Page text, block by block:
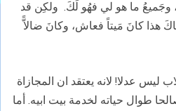
وجَميعُ ما هو لي فهُو لَكَ. ولكِن قد
هذا كانَ مَيتاً فعاش، وكانَ ضالاًّ
ليس عدلا! لانه يعتقد ان المجازاة
طوال حياته لخدمة بيت ابيه. أما